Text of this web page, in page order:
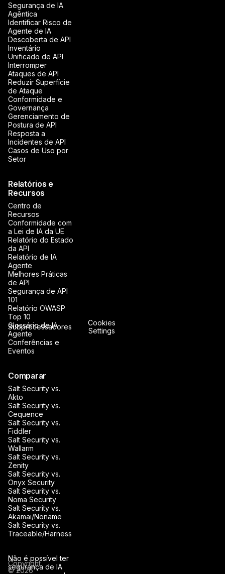
Segurança de IA
Agêntica
Identificar Risco de
Agente de IA
Descoberta de API
Inventário
Unificado de API
Interromper
Ataques de API
Reduzir Superfície
de Ataque
Conformidade e
Governança
Gerenciamento de
Postura de API
Resposta a
Incidentes de API
Casos de Uso por
Setor
Relatórios e
Recursos
Centro de
Recursos
Conformidade com
a Lei de IA da UE
Relatório do Estado
da API
Relatório de IA
Agente
Melhores Práticas
de API
Segurança de API
101
Relatório OWASP
Top 10
Glossário de IA
Agente
Conferências e
Eventos
Não é possível ter
segurança de IA
Comparar
Salt Security vs.
Akto
Salt Security vs.
Cequence
Salt Security vs.
Fiddler
Salt Security vs.
Wallarm
Salt Security vs.
Zenity
Salt Security vs.
Onyx Security
Salt Security vs.
Noma Security
Salt Security vs.
Akamai/Noname
Salt Security vs.
Traceable/Harness
Subprocessadores
Cookies
Settings
Copyright
© 2026